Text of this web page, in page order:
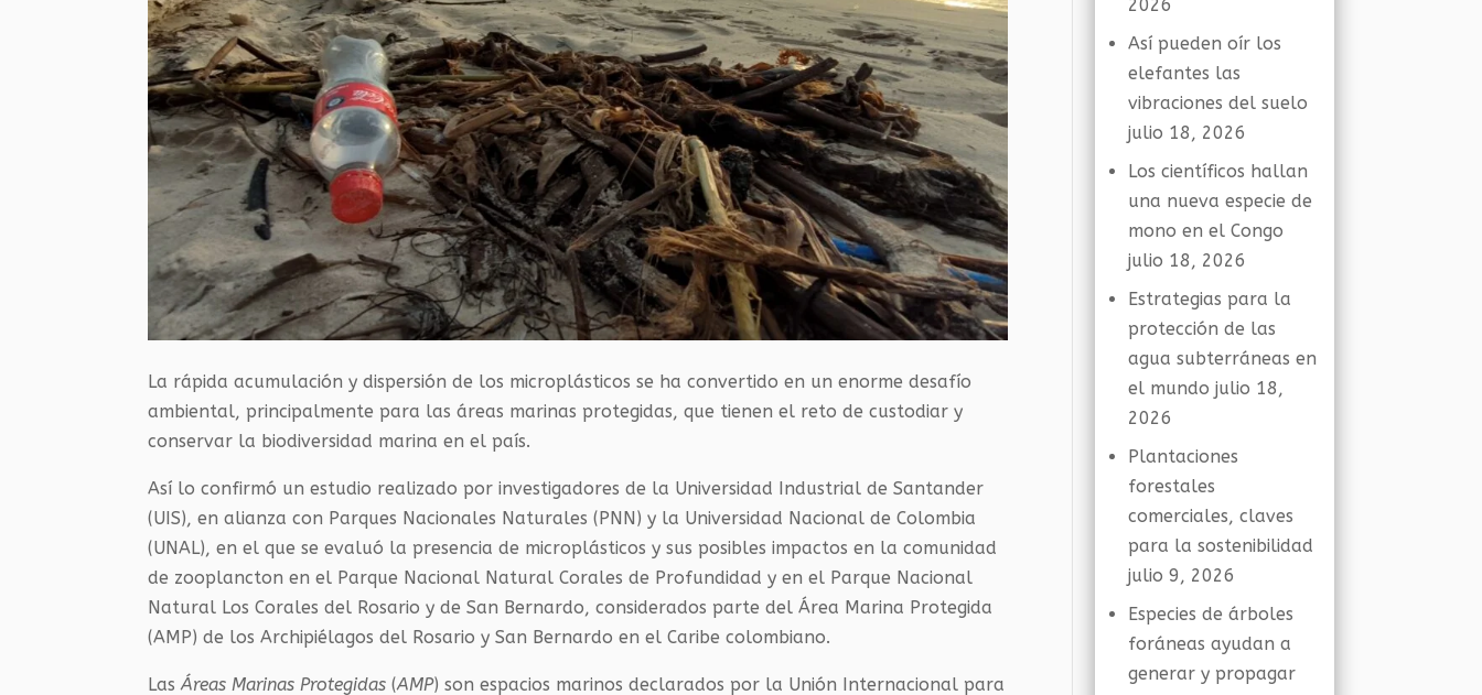
La rápida acumulación y dispersión de los microplásticos se ha convertido en un enorme desafío
ambiental, principalmente para las áreas marinas protegidas, que tienen el reto de custodiar y
conservar la biodiversidad marina en el país.
Así lo confirmó un estudio realizado por investigadores de la Universidad Industrial de Santander
(UIS), en alianza con Parques Nacionales Naturales (PNN) y la Universidad Nacional de Colombia
(UNAL), en el que se evaluó la presencia de microplásticos y sus posibles impactos en la comunidad
de zooplancton en el Parque Nacional Natural Corales de Profundidad y en el Parque Nacional
Natural Los Corales del Rosario y de San Bernardo, considerados parte del Área Marina Protegida
(AMP) de los Archipiélagos del Rosario y San Bernardo en el Caribe colombiano.
LasÁreas Marinas Protegidas (AMP) son espacios marinos declarados por la Unión Internacional para
2026
Así pueden oír los
elefantes las
vibraciones del suelo
julio 18, 2026
Los científicos hallan
una nueva especie de
mono en el Congo
julio 18, 2026
Estrategias para la
protección de las
agua subterráneas en
el mundo julio 18,
2026
Plantaciones
forestales
comerciales, claves
para la sostenibilidad
julio 9, 2026
Especies de árboles
foráneas ayudan a
generar y propagar